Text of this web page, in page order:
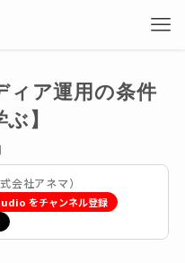
ィア運用の条件
】
式会社アネマ）
をチャンネル登録